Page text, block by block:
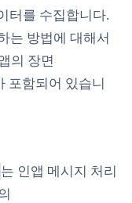
터를 수집합니다.
는 방법에 대해서
의 장면
포함되어 있습니
는 인앱 메시지 처리